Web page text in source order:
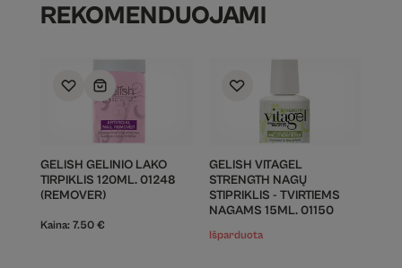
REKOMENDUOJAMI
GELISH GELINIO LAKO
TIRPIKLIS 120ML. 01248
(REMOVER)
Kaina: 7.50 €
GELISH VITAGEL
STRENGTH NAGŲ
STIPRIKLIS - TVIRTIEMS
NAGAMS 15ML. 01150
Išparduota